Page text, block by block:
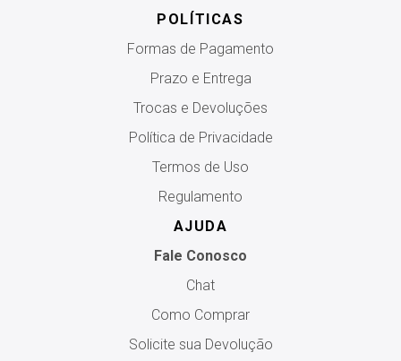
POLÍTICAS
Formas de Pagamento
Prazo e Entrega
Trocas e Devoluções
Política de Privacidade
Termos de Uso
Regulamento
AJUDA
Fale Conosco
Chat
Como Comprar
Solicite sua Devolução